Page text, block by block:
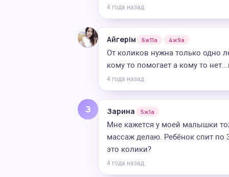
4 года назад
Айгерім 6ж11а 4ж9а
От коликов нужна только одно
кому то помогает а кому то
4 года назад
З Зарина 5ж1а
Мне кажется у моей малышки
массаж делаю. Ребёнок спит по
это колики?
4 года назад